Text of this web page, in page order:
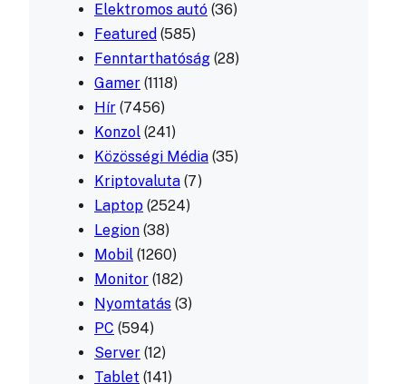
Elektromos autó (36)
Featured (585)
Fenntarthatóság (28)
Gamer (1118)
Hír (7456)
Konzol (241)
Közösségi Média (35)
Kriptovaluta (7)
Laptop (2524)
Legion (38)
Mobil (1260)
Monitor (182)
Nyomtatás (3)
PC (594)
Server (12)
Tablet (141)